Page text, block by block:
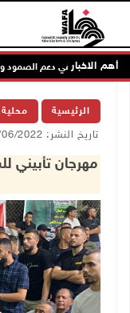
أهم الاخبار
البلديات في دعم الصمود
الرئيسية محلية
تاريخ النشر: 24/06/2022 10:09 م
مهرجان تأبيني